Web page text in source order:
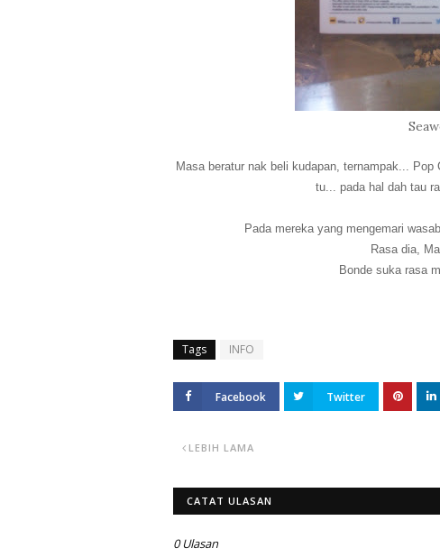
Masa beratur nak beli kudapan, ternampak...
tu... pada hal dah tau
Pada mereka yang mengemari
Rasa dia,
Bonde suka rasa
Tags INFO
Facebook Twitter
LEBIH LAMA
CATAT ULASAN
0 Ulasan